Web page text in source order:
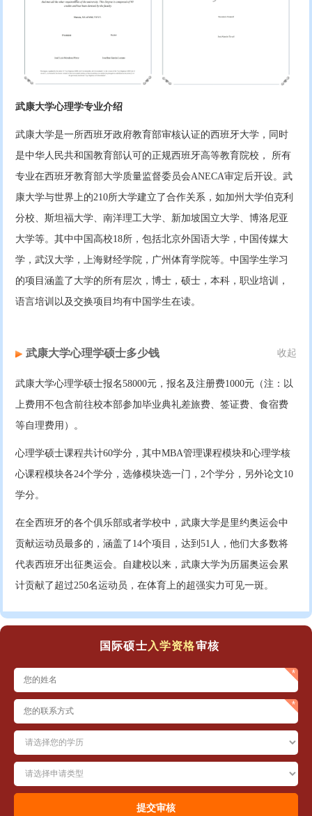
武康大学心理学专业介绍
武康大学是一所西班牙政府教育部审核认证的西班牙大学，同时
是中华人民共和国教育部认可的正规西班牙高等教育院校， 所有
专业在西班牙教育部大学质量监督委员会ANECA审定后开设。武
康大学与世界上的210所大学建立了合作关系，如加州大学伯克利
分校、斯坦福大学、南洋理工大学、新加坡国立大学、博洛尼亚
大学等。其中中国高校18所，包括北京外国语大学，中国传媒大
学，武汉大学，上海财经学院，广州体育学院等。中国学生学习
的项目涵盖了大学的所有层次，博士，硕士，本科，职业培训，
语言培训以及交换项目均有中国学生在读。
武康大学心理学硕士多少钱 收起
武康大学心理学硕士报名58000元，报名及注册费1000元（注：以
上费用不包含前往校本部参加毕业典礼差旅费、签证费、食宿费
等自理费用）。
心理学硕士课程共计60学分，其中MBA管理课程模块和心理学核
心课程模块各24个学分，选修模块选一门，2个学分，另外论文10
学分。
在全西班牙的各个俱乐部或者学校中，武康大学是里约奥运会中
贡献运动员最多的，涵盖了14个项目，达到51人，他们大多数将
代表西班牙出征奥运会。自建校以来，武康大学为历届奥运会累
计贡献了超过250名运动员，在体育上的超强实力可见一斑。
国际硕士 入学资格审核